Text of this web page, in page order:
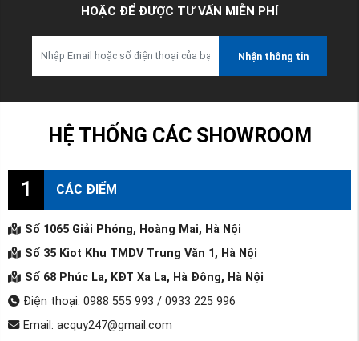
HOẶC ĐỂ ĐƯỢC TƯ VẤN MIỄN PHÍ
Nhận thông tin
HỆ THỐNG CÁC SHOWROOM
1 CÁC ĐIỂM
Số 1065 Giải Phóng, Hoàng Mai, Hà Nội
Số 35 Kiot Khu TMDV Trung Văn 1, Hà Nội
Số 68 Phúc La, KĐT Xa La, Hà Đông, Hà Nội
Điện thoại: 0988 555 993 / 0933 225 996
Email: acquy247@gmail.com